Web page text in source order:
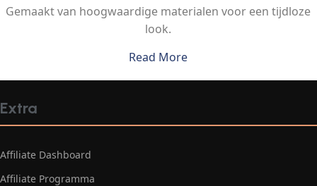
Gemaakt van hoogwaardige materialen voor een tijdloze
look.
Read More
Extra
Affiliate Dashboard
Affiliate Programma